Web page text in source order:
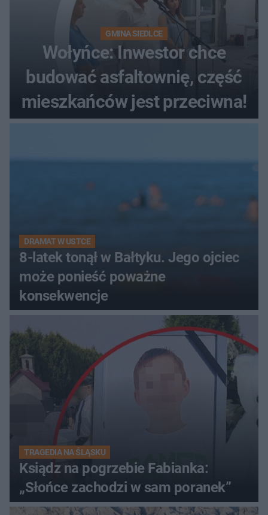
GMINA SIEDLCE
Wołyńce: Inwestor chce
budować asfaltownię, część
mieszkańców jest przeciwna!
DRAMAT W USTCE
8-latek tonął w Bałtyku. Jego ojciec
może ponieść poważne
konsekwencje
TRAGEDIA NA ŚLĄSKU
Ksiądz na pogrzebie Fabianka:
„Słońce zachodzi w sam poranek”